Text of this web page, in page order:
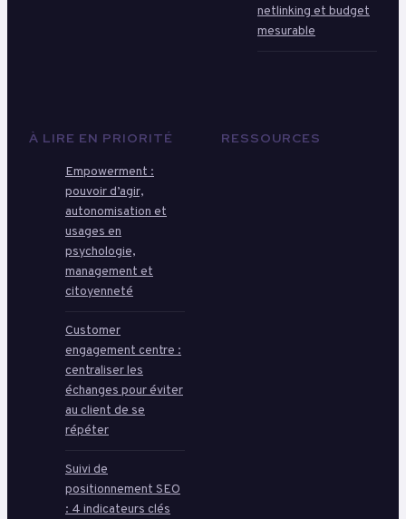
netlinking et budget
mesurable
À LIRE EN PRIORITÉ
Empowerment :
pouvoir d’agir,
autonomisation et
usages en
psychologie,
management et
citoyenneté
Customer
engagement centre :
centraliser les
échanges pour éviter
au client de se
répéter
Suivi de
positionnement SEO
: 4 indicateurs clés
RESSOURCES